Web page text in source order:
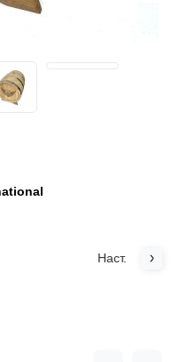
Наст.